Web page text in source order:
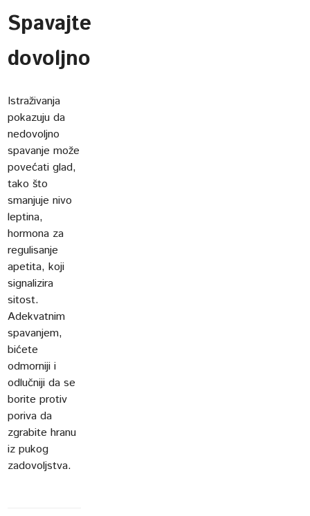
Spavajte
dovoljno
Istraživanja
pokazuju da
nedovoljno
spavanje može
povećati glad,
tako što
smanjuje nivo
leptina,
hormona za
regulisanje
apetita, koji
signalizira
sitost.
Adekvatnim
spavanjem,
bićete
odmorniji i
odlučniji da se
borite protiv
poriva da
zgrabite hranu
iz pukog
zadovoljstva.